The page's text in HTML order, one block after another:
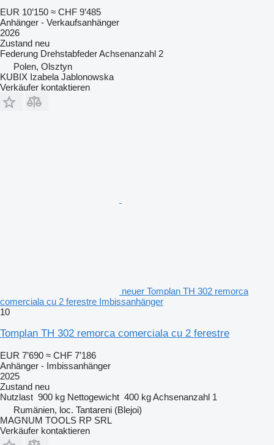
EUR 10’150 ≈ CHF 9’485
Anhänger - Verkaufsanhänger
2026
Zustand neu
Federung DrehstabfederAchsenanzahl 2
Polen, Olsztyn
KUBIX Izabela Jablonowska
Verkäufer kontaktieren
neuer Tomplan TH 302 remorca
comerciala cu 2 ferestre Imbissanhänger
10
Tomplan TH 302 remorca comerciala cu 2 ferestre
EUR 7’690 ≈ CHF 7’186
Anhänger - Imbissanhänger
2025
Zustand neu
Nutzlast 900 kg Nettogewicht 400 kgAchsenanzahl 1
Rumänien, loc. Tantareni (Blejoi)
MAGNUM TOOLS RP SRL
Verkäufer kontaktieren